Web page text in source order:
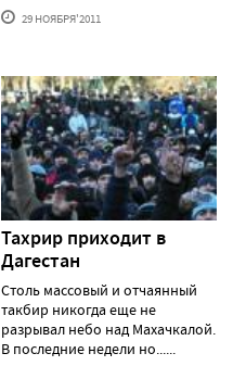
29 НОЯБРЯ'2011
Тахрир приходит в
Дагестан
Столь массовый и отчаянный
такбир никогда еще не
разрывал небо над Махачкалой.
В последние недели но......